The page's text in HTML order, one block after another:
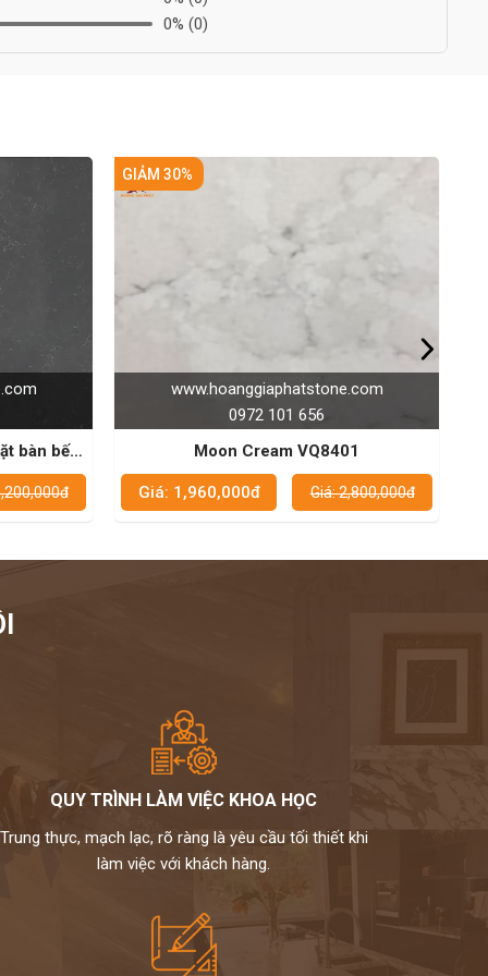
0% (0)
Cream VQ8401
Giá: 2,800,000đ
Đá Vinaquartz VQ8003 -
chất lượng cao
Giá: 2,400,000đ
QUY TRÌNH LÀM VIỆC KHOA HỌC
Trung thực, mạch lạc, rõ ràng là yêu cầu tối thiết khi
làm việc với khách hàng.